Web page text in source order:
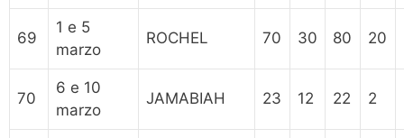
69
1 e 5
marzo
ROCHEL 70 30 80 20
70
6 e 10
marzo
JAMABIAH 23 12 22 2